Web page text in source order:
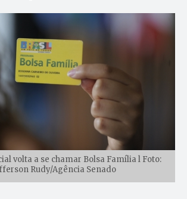
volta a se chamar Bolsa Família l Foto:
Rudy/Agência Senado